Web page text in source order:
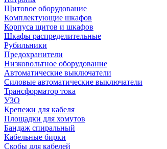
Щитовое оборудование
Комплектующие шкафов
Корпуса щитов и шкафов
Шкафы распределительные
Рубильники
Предохранители
Низковольтное оборудование
Автоматические выключатели
Силовые автоматические выключатели
Трансформатор тока
УЗО
Крепежи для кабеля
Площадки для хомутов
Бандаж спиральный
Кабельные бирки
Cкобы для кабелей